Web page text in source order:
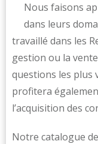
Nous faisons
dans leurs
travaillé dans les
gestion ou la
questions les plus
profitera
l’acquisition des
Notre catalogue